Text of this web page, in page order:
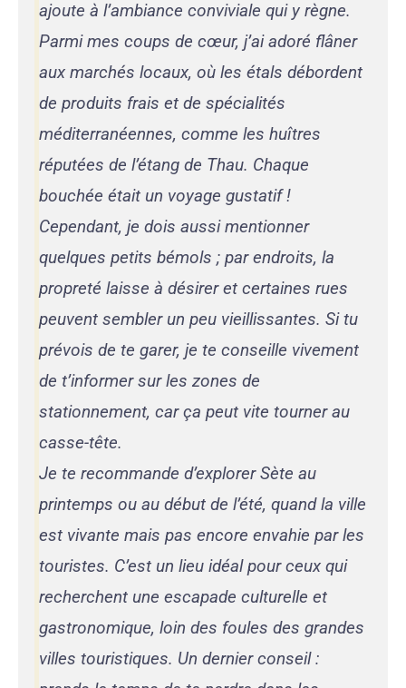
ajoute à l’ambiance conviviale qui y règne.
Parmi mes coups de cœur, j’ai adoré flâner
aux marchés locaux, où les étals débordent
de produits frais et de spécialités
méditerranéennes, comme les huîtres
réputées de l’étang de Thau. Chaque
bouchée était un voyage gustatif !
Cependant, je dois aussi mentionner
quelques petits bémols ; par endroits, la
propreté laisse à désirer et certaines rues
peuvent sembler un peu vieillissantes. Si tu
prévois de te garer, je te conseille vivement
de t’informer sur les zones de
stationnement, car ça peut vite tourner au
casse-tête.
Je te recommande d’explorer Sète au
printemps ou au début de l’été, quand la ville
est vivante mais pas encore envahie par les
touristes. C’est un lieu idéal pour ceux qui
recherchent une escapade culturelle et
gastronomique, loin des foules des grandes
villes touristiques. Un dernier conseil :